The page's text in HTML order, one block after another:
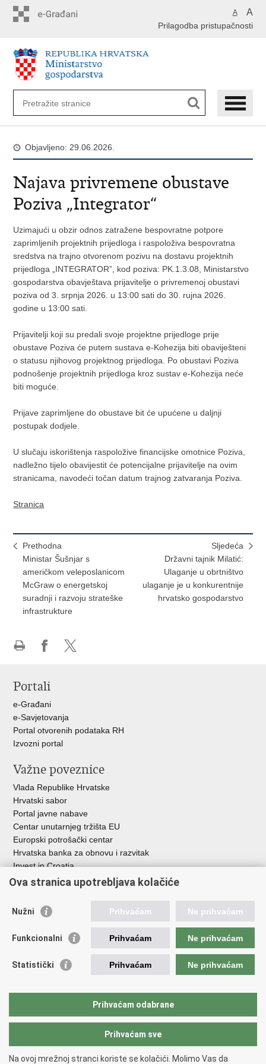
A A
Prilagodba pristupačnosti
Objavljeno: 29.06.2026.
Najava privremene obustave
Poziva „Integrator“
Uzimajući u obzir odnos zatražene bespovratne potpore
zaprimljenih projektnih prijedloga i raspoloživa bespovratna
sredstva na trajno otvorenom pozivu na dostavu projektnih
prijedloga „INTEGRATOR”, kod poziva: PK.1.3.08, Ministarstvo
gospodarstva obavještava prijavitelje o privremenoj obustavi
poziva od 3. srpnja 2026. u 13:00 sati do 30. rujna 2026.
godine u 13:00 sati.
Prijavitelji koji su predali svoje projektne prijedloge prije
obustave Poziva će putem sustava e-Kohezija biti obaviješteni
o statusu njihovog projektnog prijedloga. Po obustavi Poziva
podnošenje projektnih prijedloga kroz sustav e-Kohezija neće
biti moguće.
Prijave zaprimljene do obustave bit će upućene u daljnji
postupak dodjele.
U slučaju iskorištenja raspoložive financijske omotnice Poziva,
nadležno tijelo obavijestit će potencijalne prijavitelje na ovim
stranicama, navodeći točan datum trajnog zatvaranja Poziva.
Stranica
Prethodna
Ministar Šušnjar s
američkom veleposlanicom
McGraw o energetskoj
suradnji i razvoju strateške
infrastrukture
Sljedeća
Državni tajnik Milatić:
Ulaganje u obrtništvo
ulaganje je u konkurentnije
hrvatsko gospodarstvo
Facebooku
Portali
e-Građani
e-Savjetovanja
Portal otvorenih podataka RH
Izvozni portal
Važne poveznice
Vlada Republike Hrvatske
Hrvatski sabor
Portal javne nabave
Centar unutarnjeg tržišta EU
Europski potrošački centar
Hrvatska banka za obnovu i razvitak
Invest in Croatia
Europska banka za obnovu i razvoj
Središnja agencija za financiranje i ugovaranje
Institucije i javne ustanove u nadležnosti
Ministarstva
Agencija za ugljikovodike
Hrvatska agencija za malo gospodarstvo, inovacije i investicije
Državni zavod za mjeriteljstvo
Povratak na vrh
Ova stranica upotrebljava kolačiće
Nužni Prihvaćam Ne prihvaćam
Funkcionalni Prihvaćam Ne prihvaćam
Statistički Prihvaćam Ne prihvaćam
Prihvaćam odabrane
Prihvaćam sve
Na ovoj mrežnoj stranci koriste se kolačići. Molimo Vas da